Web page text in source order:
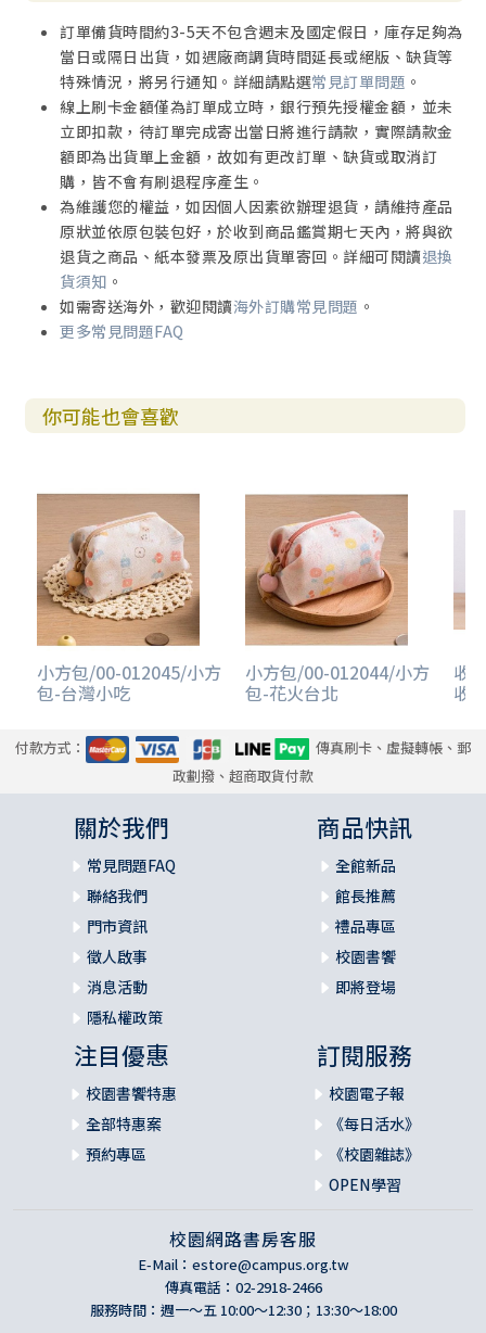
訂單備貨時間約3-5天不包含週末及國定假日，庫存足夠為
當日或隔日出貨，如遇廠商調貨時間延長或絕版、缺貨等
特殊情況，將另行通知。詳細請點選常見訂單問題 。
線上刷卡金額僅為訂單成立時，銀行預先授權金額，並未
立即扣款，待訂單完成寄出當日將進行請款，實際請款金
額即為出貨單上金額，故如有更改訂單、缺貨或取消訂
購，皆不會有刷退程序產生。
為維護您的權益，如因個人因素欲辦理退貨，請維持產品
原狀並依原包裝包好，於收到商品鑑賞期七天內，將與欲
退貨之商品、紙本發票及原出貨單寄回。詳細可閱讀退換
貨須知 。
如需寄送海外，歡迎閱讀海外訂購常見問題 。
更多常見問題FAQ
你可能也會喜歡
小方包/00-012045/小方
包-台灣小吃
小方包/00-012044/小方
包-花火台北
收
收
付款方式：
傳真刷卡、虛擬轉帳、郵
政劃撥、超商取貨付款
關於我們
常見問題FAQ
聯絡我們
門市資訊
徵人啟事
消息活動
隱私權政策
商品快訊
全館新品
館長推薦
禮品專區
校園書饗
即將登場
注目優惠
校園書饗特惠
全部特惠案
預約專區
訂閱服務
校園電子報
《每日活水》
《校園雜誌》
OPEN學習
校園網路書房客服
E-Mail： estore@campus.org.tw
傳真電話：02-2918-2466
服務時間：週一～五 10:00～12:30；13:30～18:00